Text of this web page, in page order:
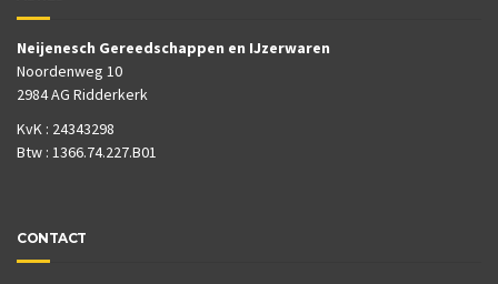
Neijenesch Gereedschappen en IJzerwaren
Noordenweg 10
2984 AG Ridderkerk
KvK : 24343298
Btw : 1366.74.227.B01
CONTACT